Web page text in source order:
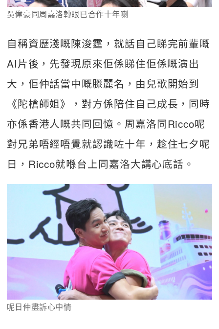
吳偉豪同周嘉洛轉眼已合作十年喇
自稱資歷淺嘅陳浚霆，就話自己睇完前輩嘅
AI片後，先發現原來佢係睇住佢係嘅演出
大，佢仲話當中嘅滕麗名，由兒歌開始到
《陀槍師姐》，對方係陪住自己成長，同時
亦係香港人嘅共同回憶。周嘉洛同Ricco呢
對兄弟唔經唔覺就認識咗十年，趁住七夕呢
日，Ricco就喺台上同嘉洛大講心底話。
呢日仲盡訴心中情